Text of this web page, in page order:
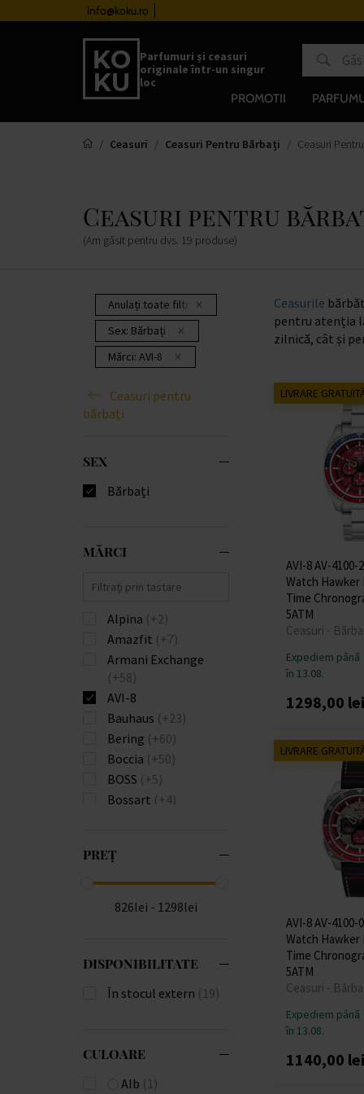
info@koku.ro
Parfumuri și ceasuri
originale într-un singur
loc
PROMOTII
Ceasuri Ceasuri Pentru Bărbați Ceasuri
Ceasuri pentru
(Am găsit pentru dvs. 19 produse)
Anulați toate filtrele
Sex: Bărbați
Mărci: AVI-8
Ceasuri pentru
bărbați
SEX
Bărbați
MĂRCI
Alpina (+2)
Amazfit (+7)
Armani Exchange
(+58)
AVI-8
Bauhaus (+23)
Bering (+60)
Boccia (+50)
BOSS (+5)
Bossart (+4)
Calvin Klein
Carl von Zeyten(+23)
Carneo
(+18)
Claude Bernard(+3)
Daniel Wellington
(+4)
Edox(+10)
Emporio Armani
PREȚ
826lei - 1298lei
DISPONIBILITATE
În stocul extern (19)
CULOARE
Alb (1)
Ceasurile
pentru atenția
zilnică, cât și
LIVRARE
AVI-8 AV-4100-
Watch Hawker
Time
5ATM
Ceasuri -
Expediem până
în 13.08.
1298,00 lei
LIVRARE
AVI-8 AV-4100-
Watch Hawker
Time
5ATM
Ceasuri -
Expediem până
în 13.08.
1140,00 lei